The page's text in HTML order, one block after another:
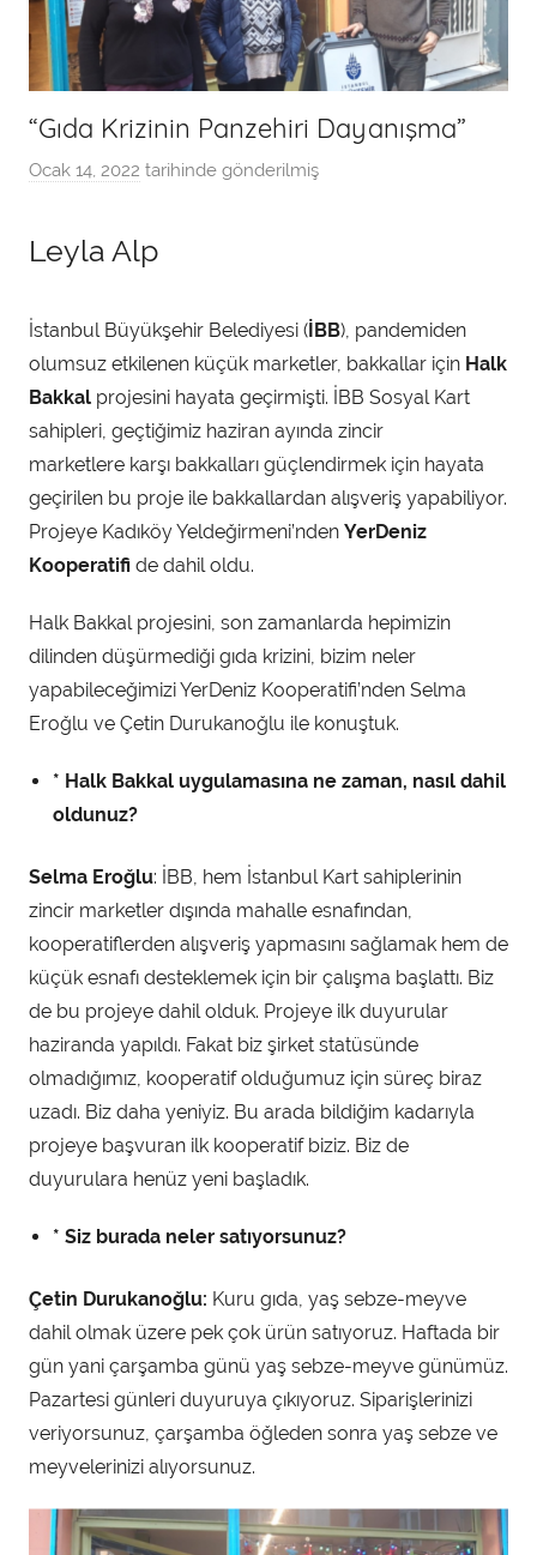
“Gıda Krizinin Panzehiri Dayanışma”
Ocak 14, 2022 tarihinde gönderilmiş
t
a
r
a
d
Leyla Alp
İstanbul Büyükşehir Belediyesi (İBB), pandemiden
olumsuz etkilenen küçük marketler, bakkallar için Halk
Bakkal projesini hayata geçirmişti. İBB Sosyal Kart
sahipleri, geçtiğimiz haziran ayında zincir
marketlere karşı bakkalları güçlendirmek için hayata
geçirilen bu proje ile bakkallardan alışveriş yapabiliyor.
Projeye Kadıköy Yeldeğirmeni’nden YerDeniz
Kooperatifi de dahil oldu.
Halk Bakkal projesini, son zamanlarda hepimizin
dilinden düşürmediği gıda krizini, bizim neler
yapabileceğimizi YerDeniz Kooperatifi’nden Selma
Eroğlu ve Çetin Durukanoğlu ile konuştuk.
* Halk Bakkal uygulamasına ne zaman, nasıl dahil
oldunuz?
Selma Eroğlu: İBB, hem İstanbul Kart sahiplerinin
zincir marketler dışında mahalle esnafından,
kooperatiflerden alışveriş yapmasını sağlamak hem de
küçük esnafı desteklemek için bir çalışma başlattı. Biz
de bu projeye dahil olduk. Projeye ilk duyurular
haziranda yapıldı. Fakat biz şirket statüsünde
olmadığımız, kooperatif olduğumuz için süreç biraz
uzadı. Biz daha yeniyiz. Bu arada bildiğim kadarıyla
projeye başvuran ilk kooperatif biziz. Biz de
duyurulara henüz yeni başladık.
* Siz burada neler satıyorsunuz?
Çetin Durukanoğlu: Kuru gıda, yaş sebze-meyve
dahil olmak üzere pek çok ürün satıyoruz. Haftada bir
gün yani çarşamba günü yaş sebze-meyve günümüz.
Pazartesi günleri duyuruya çıkıyoruz. Siparişlerinizi
veriyorsunuz, çarşamba öğleden sonra yaş sebze ve
meyvelerinizi alıyorsunuz.